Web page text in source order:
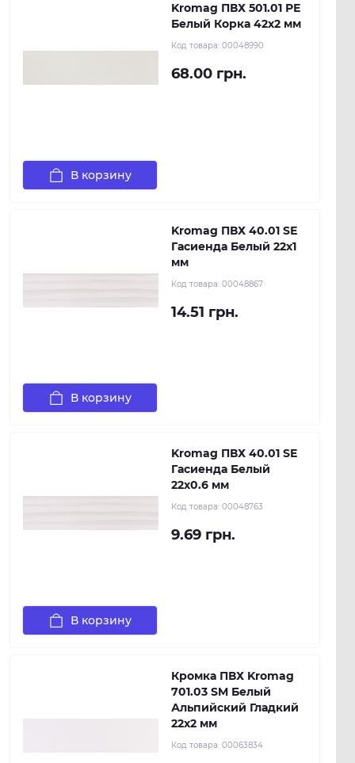
Kromag ПВХ 501.01 РЕ
Белый Корка 42х2 мм
Код товара: 00048990
68.00 грн.
В корзину
Kromag ПВХ 40.01 SЕ
Гасиенда Белый 22х1
мм
Код товара: 00048867
14.51 грн.
В корзину
Kromag ПВХ 40.01 SЕ
Гасиенда Белый
22х0.6 мм
Код товара: 00048763
9.69 грн.
В корзину
Кромка ПВХ Kromag
701.03 SM Белый
Альпийский Гладкий
22х2 мм
Код товара: 00063834